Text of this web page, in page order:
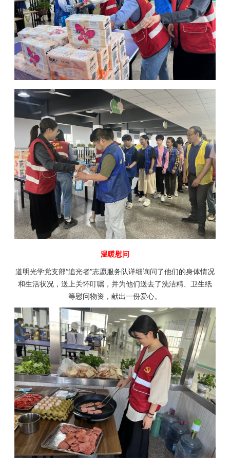
温暖慰问
道明光学党支部“追光者”志愿服务队详细询问了他们的身体情况
和生活状况，送上关怀叮嘱，并为他们送去了洗洁精、卫生纸
等慰问物资，献出一份爱心。